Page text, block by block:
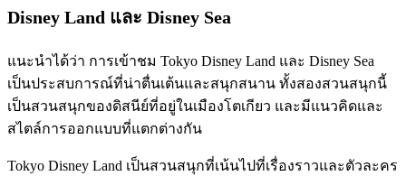
Disney Land และ Disney Sea
แนะนำได้ว่า การเข้าชม Tokyo Disney Land และ Disney Sea
เป็นประสบการณ์ที่น่าตื่นเต้นและสนุกสนาน ทั้งสองสวนสนุกนี้
เป็นสวนสนุกของดิสนีย์ที่อยู่ในเมืองโตเกียว และมีแนวคิดและ
สไตล์การออกแบบที่แตกต่างกัน
Tokyo Disney Land เป็นสวนสนุกที่เน้นไปที่เรื่องราวและตัวละคร